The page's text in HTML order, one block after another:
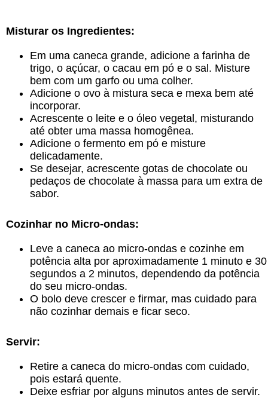
Misturar os Ingredientes:
Em uma caneca grande, adicione a farinha de
trigo, o açúcar, o cacau em pó e o sal. Misture
bem com um garfo ou uma colher.
Adicione o ovo à mistura seca e mexa bem até
incorporar.
Acrescente o leite e o óleo vegetal, misturando
até obter uma massa homogênea.
Adicione o fermento em pó e misture
delicadamente.
Se desejar, acrescente gotas de chocolate ou
pedaços de chocolate à massa para um extra de
sabor.
Cozinhar no Micro-ondas:
Leve a caneca ao micro-ondas e cozinhe em
potência alta por aproximadamente 1 minuto e 30
segundos a 2 minutos, dependendo da potência
do seu micro-ondas.
O bolo deve crescer e firmar, mas cuidado para
não cozinhar demais e ficar seco.
Servir:
Retire a caneca do micro-ondas com cuidado,
pois estará quente.
Deixe esfriar por alguns minutos antes de servir.